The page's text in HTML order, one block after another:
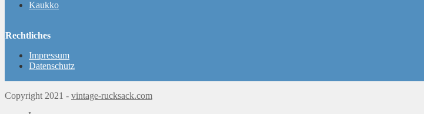
Kaukko
Rechtliches
Impressum
Datenschutz
Copyright 2021 - vintage-rucksack.com